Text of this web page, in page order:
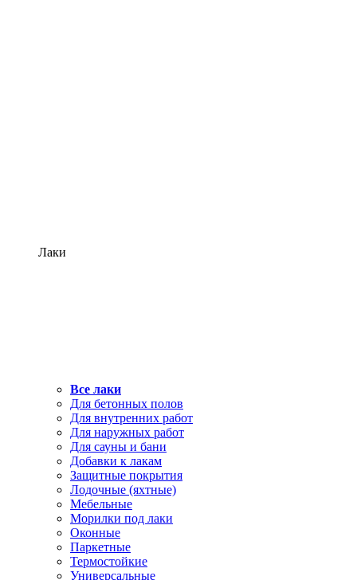
Лаки
Все лаки
Для бетонных полов
Для внутренних работ
Для наружных работ
Для сауны и бани
Добавки к лакам
Защитные покрытия
Лодочные (яхтные)
Мебельные
Морилки под лаки
Оконные
Паркетные
Термостойкие
Универсальные